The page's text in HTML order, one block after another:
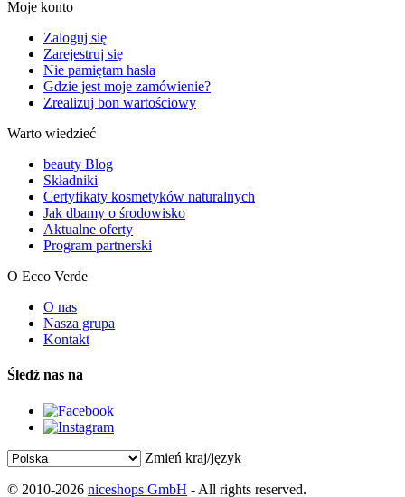
Moje konto
Zaloguj się
Zarejestruj się
Nie pamiętam hasła
Gdzie jest moje zamówienie?
Zrealizuj bon wartościowy
Warto wiedzieć
beauty Blog
Składniki
Certyfikaty kosmetyków naturalnych
Jak dbamy o środowisko
Aktualne oferty
Program partnerski
O Ecco Verde
O nas
Nasza grupa
Kontakt
Śledź nas na
Zmień kraj/język
© 2010-2026 niceshops GmbH - All rights reserved.